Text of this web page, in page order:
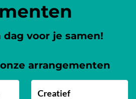
voor je samen!
arrangementen
Creatief